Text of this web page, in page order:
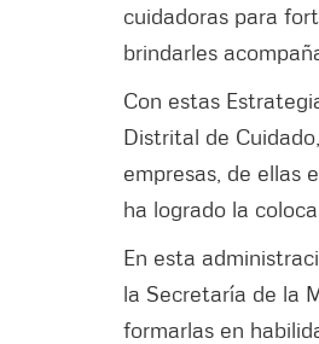
cuidadoras para
brindarles
Con estas
Distrital de
empresas, de ellas
ha logrado la
En esta
la Secretaría de la
formarlas en